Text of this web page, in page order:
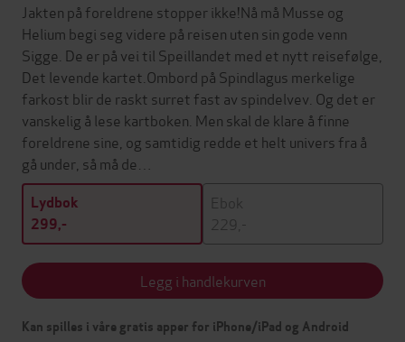
Jakten på foreldrene stopper ikke!Nå må Musse og
Helium begi seg videre på reisen uten sin gode venn
Sigge. De er på vei til Speillandet med et nytt reisefølge,
Det levende kartet.Ombord på Spindlagus merkelige
farkost blir de raskt surret fast av spindelvev. Og det er
vanskelig å lese kartboken. Men skal de klare å finne
foreldrene sine, og samtidig redde et helt univers fra å
gå under, så må de…
Lydbok
299,-
Ebok
229,-
Legg i handlekurven
Kan spilles i våre gratis apper for iPhone/iPad og Android